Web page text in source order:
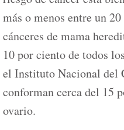
más o menos entre un
cánceres de mama
10 por ciento de todos
el Instituto Nacional del
conforman cerca del 15
ovario.